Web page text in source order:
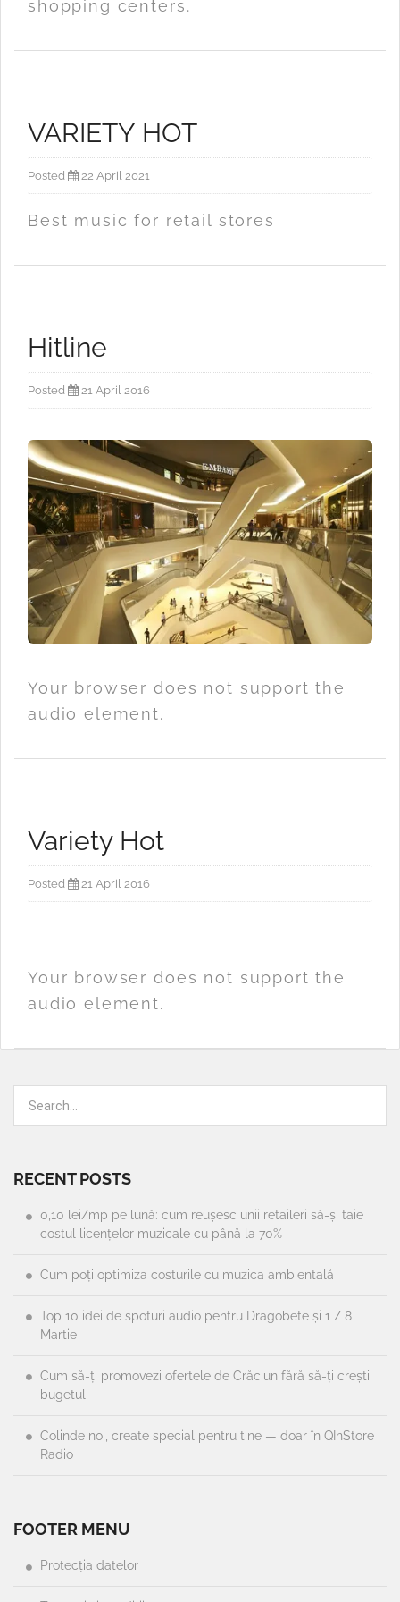
shopping centers.
VARIETY HOT
Posted 22 April 2021
Best music for retail stores
Hitline
Posted 21 April 2016
Your browser does not support the
audio element.
Variety Hot
Posted 21 April 2016
Your browser does not support the
audio element.
RECENT POSTS
0,10 lei/mp pe lună: cum reușesc unii retaileri să-și taie
costul licențelor muzicale cu până la 70%
Cum poți optimiza costurile cu muzica ambientală
Top 10 idei de spoturi audio pentru Dragobete și 1 / 8
Martie
Cum să-ți promovezi ofertele de Crăciun fără să-ți crești
bugetul
Colinde noi, create special pentru tine — doar în QInStore
Radio
FOOTER MENU
Protecția datelor